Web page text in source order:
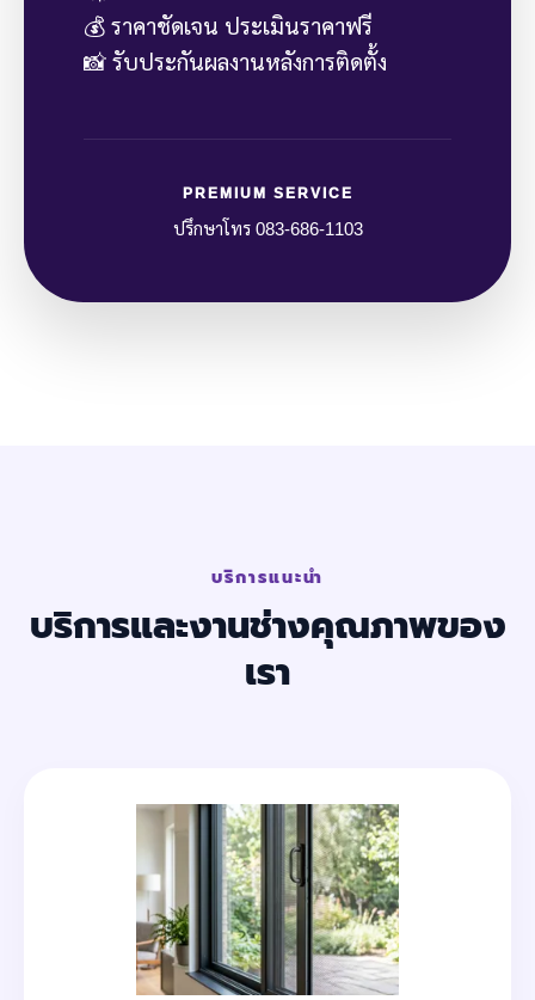
💰 ราคาชัดเจน ประเมินราคาฟรี
📸 รับประกันผลงานหลังการติดตั้ง
PREMIUM SERVICE
ปรึกษาโทร 083-686-1103
บริการแนะนำ
บริการและงานช่างคุณภาพของ
เรา